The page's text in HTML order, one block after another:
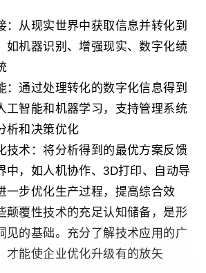
：从现实世界中获取信息并转化到
如机器识别、增强现实、数字化绩
：通过处理转化的数字化信息得到
工智能和机器学习，支持管理系统
析和决策优化
技术：将分析得到的最优方案反馈
中，如人机协作、3D打印、自动导
一步优化生产过程，提高综合效
颠覆性技术的充足认知储备，是形
见的基础。充分了解技术应用的广
才能使企业优化升级有的放矢